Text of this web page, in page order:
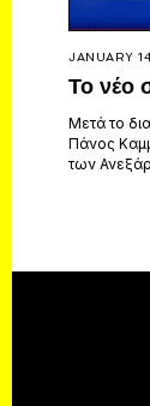
JANUARY
Το νέο
Μετά το
Πάνος
των